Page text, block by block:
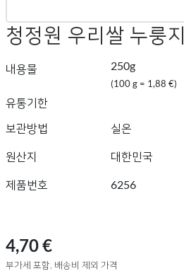
청정원 우리쌀 누룽지
내용물 250g
(100 g = 1,88 €)
유통기한
보관방법
실온
원산지 대한민국
제품번호 6256
4,70 €
부가세 포함, 배송비 제외 가격